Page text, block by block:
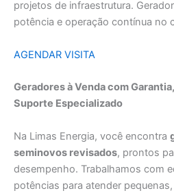
projetos de infraestrutura.
potência e operação contínua no
AGENDAR VISITA
Geradores à Venda com
Suporte Especializado
Na Limas Energia, você encontra
seminovos revisados, prontos
desempenho. Trabalhamos com
potências para atender